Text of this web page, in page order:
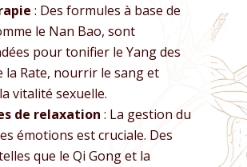
: Des formules à base de
le Nan Bao, sont
pour tonifier le Yang des
la Rate, nourrir le sang et
vitalité sexuelle.
de relaxation : La gestion du
émotions est cruciale. Des
que le Qi Gong et la